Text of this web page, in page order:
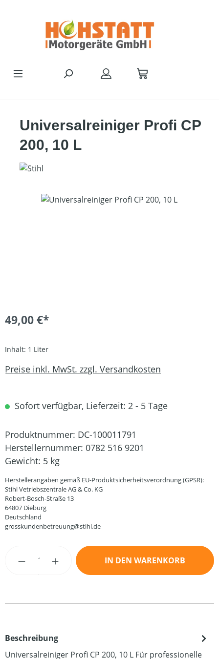
Universalreiniger Profi CP
200, 10 L
Bildergalerie überspringen
49,00 €*
Inhalt: 1 Liter
Preise inkl. MwSt. zzgl. Versandkosten
Sofort verfügbar, Lieferzeit: 2 - 5 Tage
Produktnummer: DC-100011791
Herstellernummer: 0782 516 9201
Gewicht: 5 kg
Herstellerangaben gemäß EU-Produktsicherheitsverordnung (GPSR):
Stihl Vetriebszentrale AG & Co. KG
Robert-Bosch-Straße 13
64807 Dieburg
Deutschland
grosskundenbetreuung@stihl.de
Produkt Anzahl: Gib den gewünschten
IN DEN WARENKORB
Beschreibung
Universalreiniger Profi CP 200, 10 L Für professionelle